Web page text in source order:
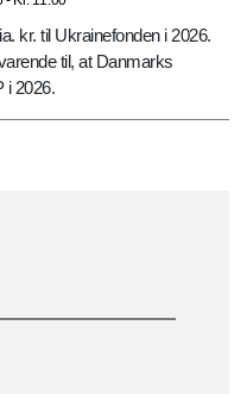
kr. til Ukrainefonden i 2026.
til, at Danmarks
i 2026.